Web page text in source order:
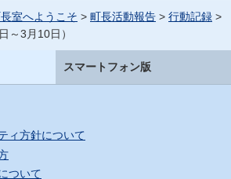
室へようこそ > 町長活動報告 > 行動記録 >
～3月10日）
スマートフォン版
ィ方針について
ついて